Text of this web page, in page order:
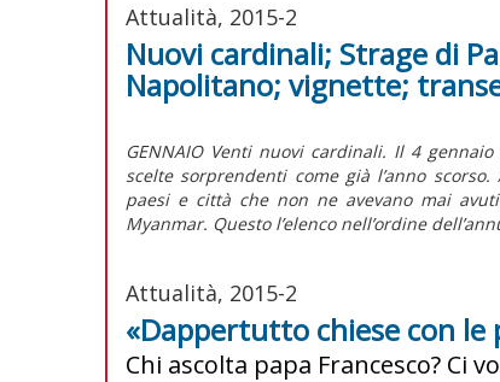
Attualità, 2015-2
Nuovi cardinali; Strage di
Napolitano; vignette;
GENNAIO Venti nuovi cardinali. Il 4
scelte sorprendenti come già l’anno
paesi e città che non ne avevano mai
Myanmar. Questo l’elenco nell’ordine
Attualità, 2015-2
«Dappertutto chiese con le
Chi ascolta papa Francesco? Ci